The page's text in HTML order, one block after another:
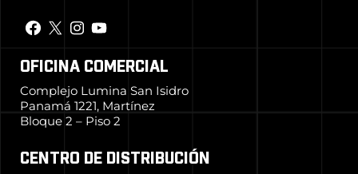
OFICINA COMERCIAL
Complejo Lumina San Isidro
Panamá 1221, Martínez
Bloque 2 – Piso 2
CENTRO DE DISTRIBUCIÓN